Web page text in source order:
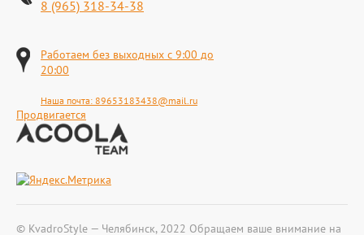
8 (965) 318-34-38
Работаем без выходных с 9:00 до
20:00
Наша почта: 89653183438@mail.ru
Продвигается
© KvadroStyle — Челябинск, 2022 Обращаем ваше внимание на